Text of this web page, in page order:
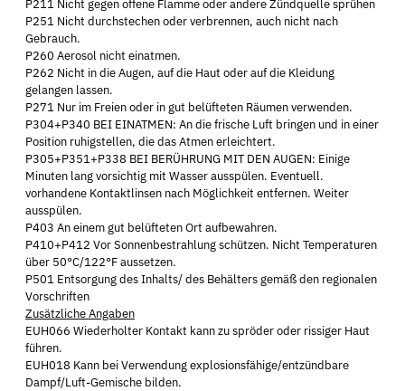
P211 Nicht gegen offene Flamme oder andere Zündquelle sprühen
P251 Nicht durchstechen oder verbrennen, auch nicht nach
Gebrauch.
P260 Aerosol nicht einatmen.
P262 Nicht in die Augen, auf die Haut oder auf die Kleidung
gelangen lassen.
P271 Nur im Freien oder in gut belüfteten Räumen verwenden.
P304+P340 BEI EINATMEN: An die frische Luft bringen und in einer
Position ruhigstellen, die das Atmen erleichtert.
P305+P351+P338 BEI BERÜHRUNG MIT DEN AUGEN: Einige
Minuten lang vorsichtig mit Wasser ausspülen. Eventuell.
vorhandene Kontaktlinsen nach Möglichkeit entfernen. Weiter
ausspülen.
P403 An einem gut belüfteten Ort aufbewahren.
P410+P412 Vor Sonnenbestrahlung schützen. Nicht Temperaturen
über 50°C/122°F aussetzen.
P501 Entsorgung des Inhalts/ des Behälters gemäß den regionalen
Vorschriften
Zusätzliche Angaben
EUH066 Wiederholter Kontakt kann zu spröder oder rissiger Haut
führen.
EUH018 Kann bei Verwendung explosionsfähige/entzündbare
Dampf/Luft-Gemische bilden.